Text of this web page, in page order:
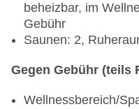
beheizbar, im
Gebühr
Saunen: 2,
Gegen Gebühr (teils
Wellnessbereich/